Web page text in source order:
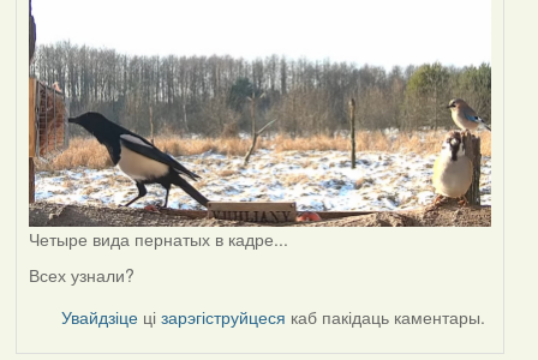
Четыре вида пернатых в кадре...
Всех узнали?
Увайдзіце цізарэгіструйцеся каб пакідаць каментары.